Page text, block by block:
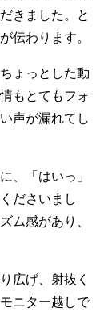
きました。と
伝わります。
ょっとした動
もとてもフォ
声が漏れてし
、「はいっ」
ださいまし
ム感があり、
広げ、射抜く
ニター越しで